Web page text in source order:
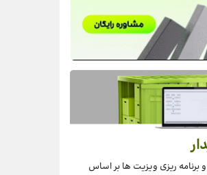
ریزی ویزیت ها بر اساس